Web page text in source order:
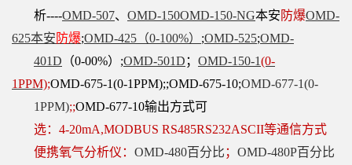
析----OMD-507、 OMD-150OMD-150-NG本安 防爆OMD-
625本安 防爆;OMD-425（0-100%） ;OMD-525;OMD-
401D （0-00%）;OMD-501D ； OMD-150-1(0-
1PPM);OMD-675-1(0-1PPM);;OMD-675-10;OMD-677-1(0-
1PPM);;OMD-677-10输出方式可
选：4-20mA,MODBUS RS485RS232ASCII等通信方式
便携氧气分析仪： OMD-480百分比 ； OMD-480P百分比